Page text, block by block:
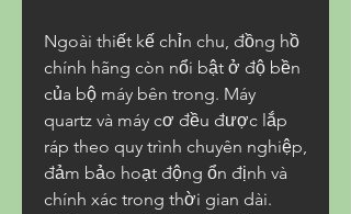
Ngoài thiết kế chỉn chu, đồng hồ
chính hãng còn nổi bật ở độ bền
của bộ máy bên trong. Máy
quartz và máy cơ đều được lắp
ráp theo quy trình chuyên nghiệp,
đảm bảo hoạt động ổn định và
chính xác trong thời gian dài.